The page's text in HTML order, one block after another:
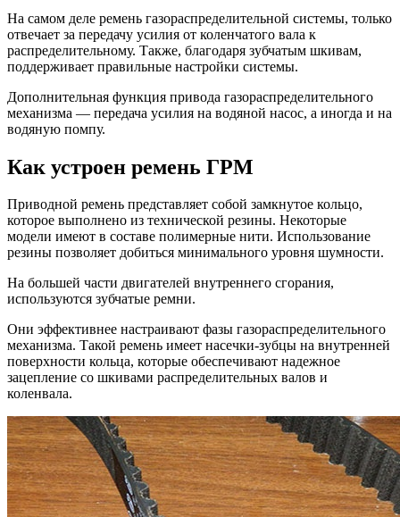
На самом деле ремень газораспределительной системы, только
отвечает за передачу усилия от коленчатого вала к
распределительному. Также, благодаря зубчатым шкивам,
поддерживает правильные настройки системы.
Дополнительная функция привода газораспределительного
механизма — передача усилия на водяной насос, а иногда и на
водяную помпу.
Как устроен ремень ГРМ
Приводной ремень представляет собой замкнутое кольцо,
которое выполнено из технической резины. Некоторые
модели имеют в составе полимерные нити. Использование
резины позволяет добиться минимального уровня шумности.
На большей части двигателей внутреннего сгорания,
используются зубчатые ремни.
Они эффективнее настраивают фазы газораспределительного
механизма. Такой ремень имеет насечки-зубцы на внутренней
поверхности кольца, которые обеспечивают надежное
зацепление со шкивами распределительных валов и
коленвала.